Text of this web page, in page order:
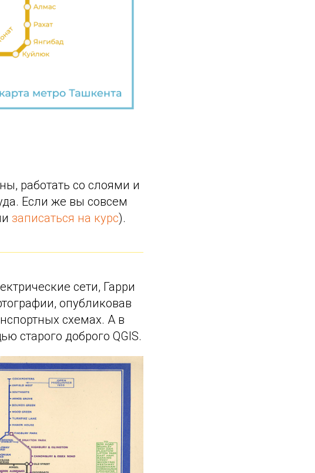
работать со слоями и
Если же вы совсем
записаться на курс).
сети, Гарри
опубликовав
схемах. А в
старого доброго QGIS.